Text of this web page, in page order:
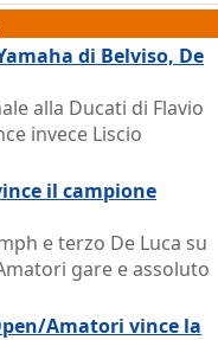
di Belviso, De
alla Ducati di Flavio
invece Liscio
il campione
e terzo De Luca su
gare e assoluto
Amatori vince la